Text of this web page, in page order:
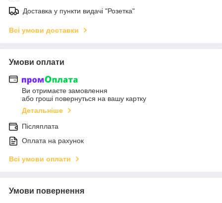
Доставка у пункти видачі "Розетка"
Всі умови доставки
Умови оплати
Ви отримаєте замовлення
або гроші повернуться на вашу картку
Детальніше
Післяплата
Оплата на рахунок
Всі умови оплати
Умови повернення